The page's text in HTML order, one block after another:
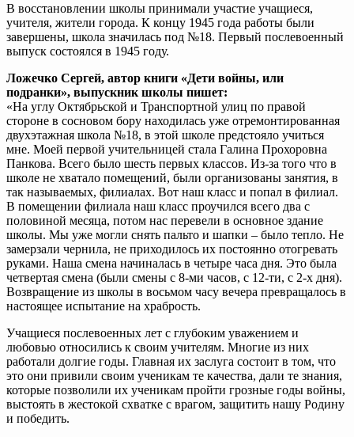
В восстановлении школы принимали участие учащиеся,
учителя, жители города. К концу 1945 года работы были
завершены, школа значилась под №18. Первый послевоенный
выпуск состоялся в 1945 году.
Ложечко Сергей, автор книги «Дети войны, или
подранки», выпускник школы пишет:
«На углу Октябрьской и Транспортной улиц по правой
стороне в сосновом бору находилась уже отремонтированная
двухэтажная школа №18, в этой школе предстояло учиться
мне. Моей первой учительницей стала Галина Прохоровна
Панкова. Всего было шесть первых классов. Из-за того что в
школе не хватало помещений, были организованы занятия, в
так называемых, филиалах. Вот наш класс и попал в филиал.
В помещении филиала наш класс проучился всего два с
половиной месяца, потом нас перевели в основное здание
школы. Мы уже могли снять пальто и шапки – было тепло. Не
замерзали чернила, не приходилось их постоянно отогревать
руками. Наша смена начиналась в четыре часа дня. Это была
четвертая смена (были смены с 8-ми часов, с 12-ти, с 2-х дня).
Возвращение из школы в восьмом часу вечера превращалось в
настоящее испытание на храбрость.
Учащиеся послевоенных лет с глубоким уважением и
любовью относились к своим учителям. Многие из них
работали долгие годы. Главная их заслуга состоит в том, что
это они привили своим ученикам те качества, дали те знания,
которые позволили их ученикам пройти грозные годы войны,
выстоять в жестокой схватке с врагом, защитить нашу Родину
и победить.